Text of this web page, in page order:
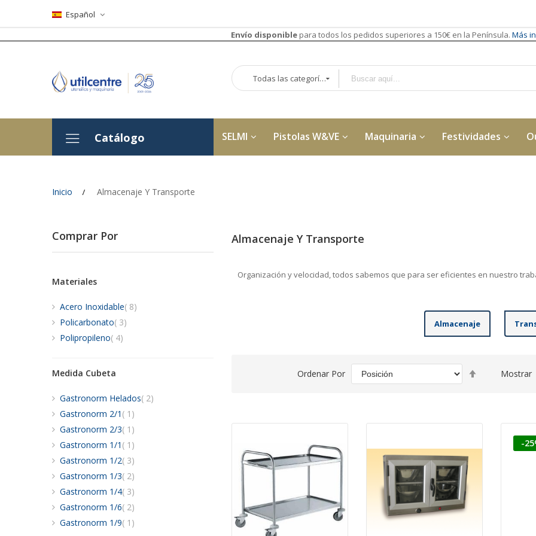
Español
Envío disponible para todos los pedidos superiores a 150€ en la Península. Más
Todas las categorías
Catálogo SELMI Pistolas W&VE Maquinaria Festividades
Inicio Almacenaje Y Transporte
Almacenaje Y Transporte
Organización y velocidad, todos sabemos que para ser eficientes en nuestro
Almacenaje
Ordenar Por Mostrar
-
Comprar Por
Materiales
Acero Inoxidable 8artículos
Policarbonato 3artículos
Polipropileno 4artículos
Medida Cubeta
Gastronorm Helados 2artículos
Gastronorm 2/1
1 artículo
Gastronorm 2/3 1 artículo
Gastronorm 1/1
1 artículo
Gastronorm 1/2 3artículos
Gastronorm 1/3 2artículos
Gastronorm 1/4 3artículos
Gastronorm 1/6 2artículos
Gastronorm 1/9 1 artículo